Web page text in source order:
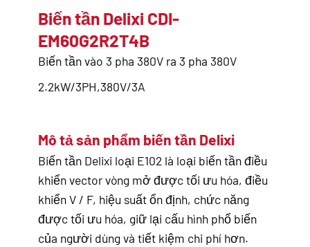
Biến tần Delixi CDI-
EM60G2R2T4B
Biến tần vào 3 pha 380V ra 3 pha 380V
2.2kW/3PH,380V/3A
Mô tả sản phẩm biến tần Delixi
Biến tần Delixi loại E102 là loại biến tần điều
khiển vector vòng mở được tối ưu hóa, điều
khiển V / F, hiệu suất ổn định, chức năng
được tối ưu hóa, giữ lại cấu hình phổ biến
của người dùng và tiết kiệm chi phí hơn.